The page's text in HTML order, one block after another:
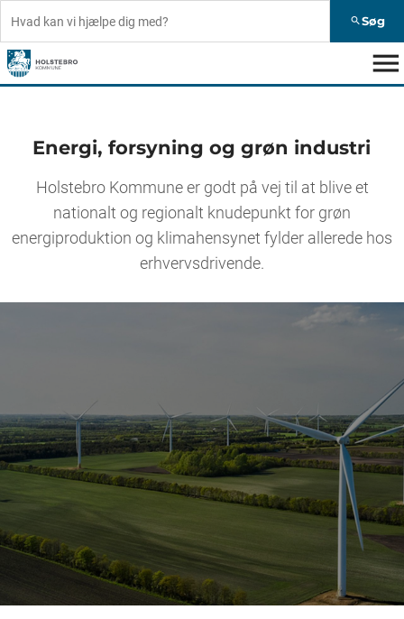
search Søg
menu
Energi, forsyning og grøn industri
Holstebro Kommune er godt på vej til at blive et
nationalt og regionalt knudepunkt for grøn
energiproduktion og klimahensynet fylder allerede hos
erhvervsdrivende.